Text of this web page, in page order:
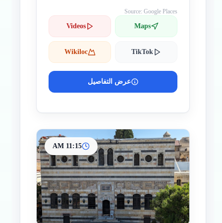
Source: Google Places
Maps
Videos
TikTok
Wikiloc
عرض التفاصيل
11:15 AM